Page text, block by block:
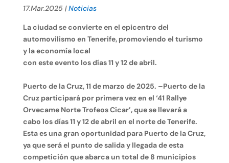
17.Mar.2025|Noticias
La ciudad se convierte en el epicentro del
automovilismo en Tenerife, promoviendo el turismo
y la economía local
con este evento los días 11 y 12 de abril.
Puerto de la Cruz, 11 de marzo de 2025. –Puerto de la
Cruz participará por primera vez en el ‘41 Rallye
Orvecame Norte Trofeos Cicar’, que se llevará a
cabo los días 11 y 12 de abril en el norte de Tenerife.
Esta es una gran oportunidad para Puerto de la Cruz,
ya que será el punto de salida y llegada de esta
competición que abarca un total de 8 municipios